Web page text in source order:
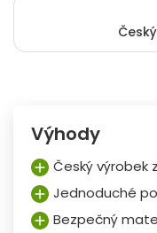
Výhody
Český výrobek
Jednoduché
Bezpečný